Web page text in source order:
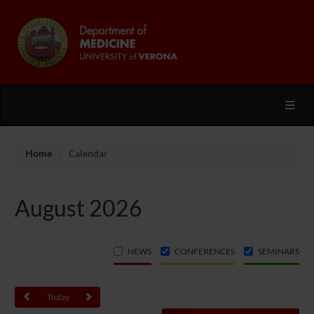
Home Calendar
August 2026
NEWS CONFERENCES SEMINARS
Today